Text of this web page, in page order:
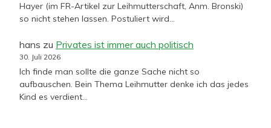
Hayer (im FR-Artikel zur Leihmutterschaft, Anm. Bronski)
so nicht stehen lassen. Postuliert wird…
hans zu Privates ist immer auch politisch
30. Juli 2026
Ich finde man sollte die ganze Sache nicht so
aufbauschen. Bein Thema Leihmutter denke ich das jedes
Kind es verdient…